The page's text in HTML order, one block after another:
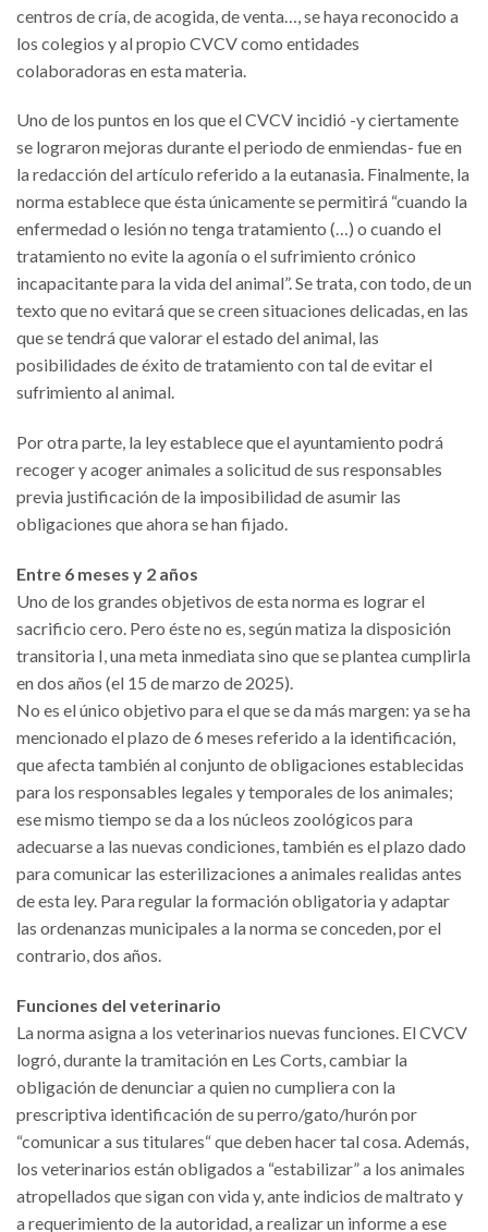
centros de cría, de acogida, de venta…, se haya reconocido a
los colegios y al propio CVCV como entidades
colaboradoras en esta materia.
Uno de los puntos en los que el CVCV incidió -y ciertamente
se lograron mejoras durante el periodo de enmiendas- fue en
la redacción del artículo referido a la eutanasia. Finalmente, la
norma establece que ésta únicamente se permitirá “cuando la
enfermedad o lesión no tenga tratamiento (…) o cuando el
tratamiento no evite la agonía o el sufrimiento crónico
incapacitante para la vida del animal”. Se trata, con todo, de un
texto que no evitará que se creen situaciones delicadas, en las
que se tendrá que valorar el estado del animal, las
posibilidades de éxito de tratamiento con tal de evitar el
sufrimiento al animal.
Por otra parte, la ley establece que el ayuntamiento podrá
recoger y acoger animales a solicitud de sus responsables
previa justificación de la imposibilidad de asumir las
obligaciones que ahora se han fijado.
Entre 6 meses y 2 años
Uno de los grandes objetivos de esta norma es lograr el
sacrificio cero. Pero éste no es, según matiza la disposición
transitoria I, una meta inmediata sino que se plantea cumplirla
en dos años (el 15 de marzo de 2025).
No es el único objetivo para el que se da más margen: ya se ha
mencionado el plazo de 6 meses referido a la identificación,
que afecta también al conjunto de obligaciones establecidas
para los responsables legales y temporales de los animales;
ese mismo tiempo se da a los núcleos zoológicos para
adecuarse a las nuevas condiciones, también es el plazo dado
para comunicar las esterilizaciones a animales realidas antes
de esta ley. Para regular la formación obligatoria y adaptar
las ordenanzas municipales a la norma se conceden, por el
contrario, dos años.
Funciones del veterinario
La norma asigna a los veterinarios nuevas funciones. El CVCV
logró, durante la tramitación en Les Corts, cambiar la
obligación de denunciar a quien no cumpliera con la
prescriptiva identificación de su perro/gato/hurón por
“comunicar a sus titulares“ que deben hacer tal cosa. Además,
los veterinarios están obligados a “estabilizar” a los animales
atropellados que sigan con vida y, ante indicios de maltrato y
a requerimiento de la autoridad, a realizar un informe a ese